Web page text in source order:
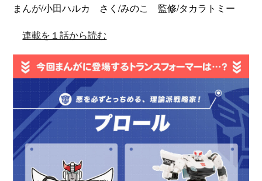
まんが/小田ハルカ さく/みのこ 監修/タカラトミー
連載を１話から読む